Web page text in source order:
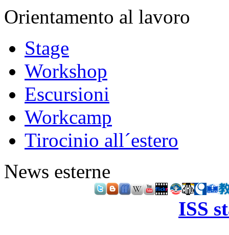
Orientamento al lavoro
Stage
Workshop
Escursioni
Workcamp
Tirocinio all´estero
News esterne
ISS